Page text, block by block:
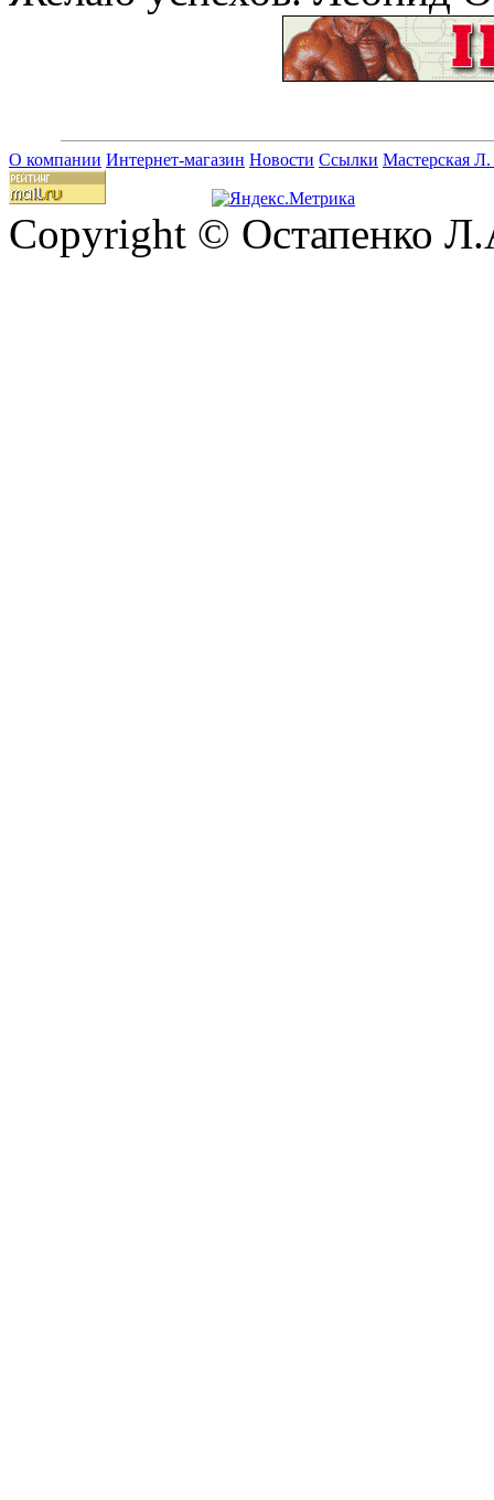
О компании Интернет-магазин Новости Ссылки Мастерская
Copyright © Остапенко